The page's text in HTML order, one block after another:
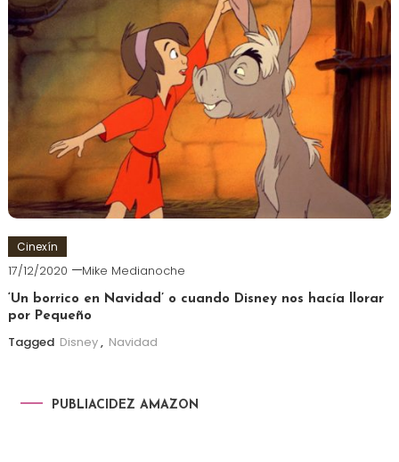
Cinexín
17/12/2020 Mike Medianoche
‘Un borrico en Navidad’ o cuando Disney nos hacía llorar
por Pequeño
Tagged Disney, Navidad
PUBLIACIDEZ AMAZON